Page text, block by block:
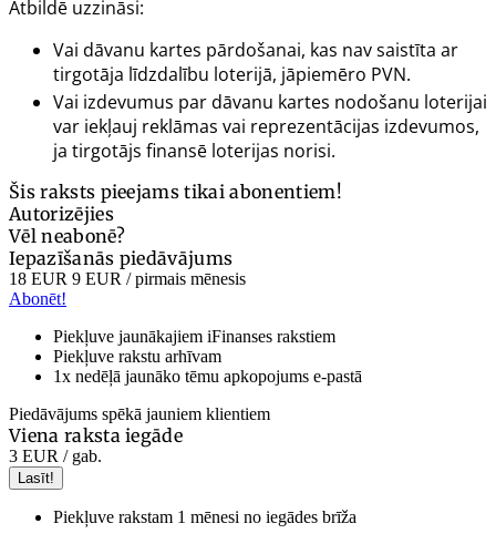
Atbildē uzzināsi:
Vai dāvanu kartes pārdošanai, kas nav saistīta ar
tirgotāja līdzdalību loterijā, jāpiemēro PVN.
Vai izdevumus par dāvanu kartes nodošanu loterijai
var iekļauj reklāmas vai reprezentācijas izdevumos,
ja tirgotājs finansē loterijas norisi.
Šis raksts pieejams tikai abonentiem!
Autorizējies
Vēl neabonē?
Iepazīšanās piedāvājums
18 EUR 9 EUR / pirmais mēnesis
Abonēt!
Piekļuve jaunākajiem iFinanses rakstiem
Piekļuve rakstu arhīvam
1x nedēļā jaunāko tēmu apkopojums e-pastā
Piedāvājums spēkā jauniem klientiem
Viena raksta iegāde
3 EUR / gab.
Lasīt!
Piekļuve rakstam 1 mēnesi no iegādes brīža